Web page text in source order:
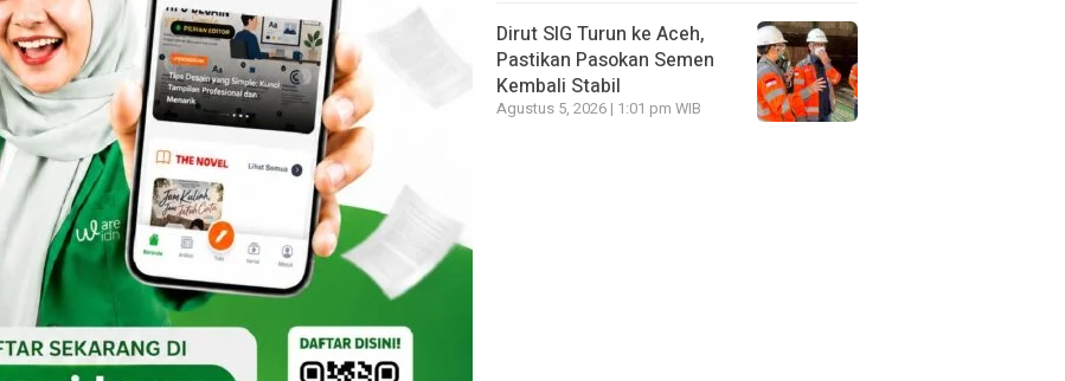
Dirut SIG Turun ke Aceh,
Pastikan Pasokan Semen
Kembali Stabil
Agustus 5, 2026 | 1:01 pm WIB